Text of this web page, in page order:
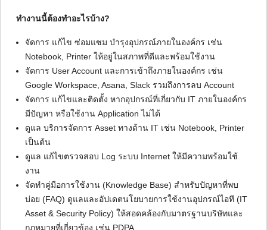
ทำงานนี้ต้องทำอะไรบ้าง?
จัดการ แก้ไข ซ่อมแซม บำรุงอุปกรณ์ภายในองค์กร เช่น
Notebook, Printer ให้อยู่ในสภาพที่ดีและพร้อมใช้งาน
จัดการ User Account และการเข้าถึงภายในองค์กร เช่น
Google Workspace, Asana, Slack รวมถึงการลบ Account
จัดการ แก้ไขและติดตั้ง หากอุปกรณ์ที่เกี่ยวกับ IT ภายในองค์กร
มีปัญหา หรือใช้งาน Application ไม่ได้
ดูแล บริการจัดการ Asset ทางด้าน IT เช่น Notebook, Printer
เป็นต้น
ดูแล แก้ไขตรวจสอบ Log ระบบ Internet ให้มีความพร้อมใช้
งาน
จัดทำคู่มือการใช้งาน (Knowledge Base) สำหรับปัญหาที่พบ
บ่อย (FAQ) ดูแลและอัปเดตนโยบายการใช้งานอุปกรณ์ไอที (IT
Asset & Security Policy) ให้สอดคล้องกับมาตรฐานบริษัทและ
กฎหมายที่เกี่ยวข้อง เช่น PDPA